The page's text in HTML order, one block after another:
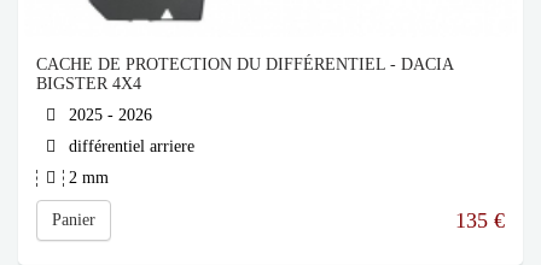
CACHE DE PROTECTION DU DIFFÉRENTIEL - DACIA
BIGSTER 4X4
2025 - 2026
différentiel arriere
2 mm
Panier 135 €